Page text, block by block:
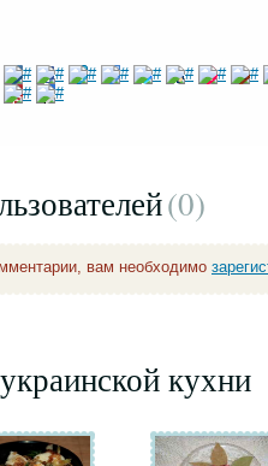
(0)
вам необходимо
кухни